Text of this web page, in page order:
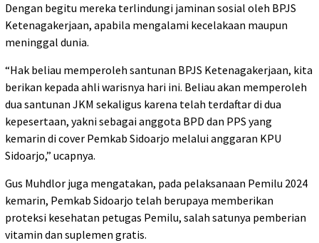
Dengan begitu mereka terlindungi jaminan sosial oleh BPJS
Ketenagakerjaan, apabila mengalami kecelakaan maupun
meninggal dunia.
“Hak beliau memperoleh santunan BPJS Ketenagakerjaan, kita
berikan kepada ahli warisnya hari ini. Beliau akan memperoleh
dua santunan JKM sekaligus karena telah terdaftar di dua
kepesertaan, yakni sebagai anggota BPD dan PPS yang
kemarin di cover Pemkab Sidoarjo melalui anggaran KPU
Sidoarjo,” ucapnya.
Gus Muhdlor juga mengatakan, pada pelaksanaan Pemilu 2024
kemarin, Pemkab Sidoarjo telah berupaya memberikan
proteksi kesehatan petugas Pemilu, salah satunya pemberian
vitamin dan suplemen gratis.